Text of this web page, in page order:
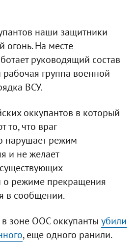
наши защитники
огонь. На месте
руководящий состав
рабочая группа военной
ВСУ.
оккупантов в который
то, что враг
нарушает режим
и не желает
о режиме прекращения
в сообщении.
зоне ООС оккупанты убили
, еще одного ранили.